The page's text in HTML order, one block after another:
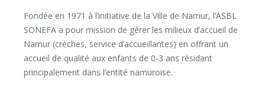
Fondée en 1971 à l’initiative de la Ville de Namur, l’ASBL
SONEFA a pour mission de gérer les milieux d’accueil de
Namur (crèches, service d’accueillantes) en offrant un
accueil de qualité aux enfants de 0-3 ans résidant
principalement dans l’entité namuroise.